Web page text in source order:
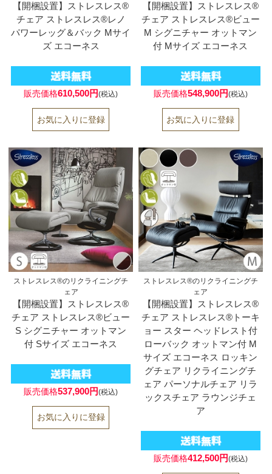
【開梱設置】ストレスレス®
チェア ストレスレス®レノ
パワーレッグ＆バック Mサイ
ズ エコーネス
販売価格610,500円(税込)
【開梱設置】ストレスレス®
チェア ストレスレス®ビュー
M シグニチャー オットマン
付 Mサイズ エコーネス
販売価格548,900円(税込)
ストレスレス®のリクライニングチ
ェア
【開梱設置】ストレスレス®
チェア ストレスレス®ビュー
S シグニチャー オットマン
付 Sサイズ エコーネス
販売価格537,900円(税込)
ストレスレス®のリクライニングチ
ェア
【開梱設置】ストレスレス®
チェア ストレスレス®トーキ
ョー スター ヘッドレスト付
ローバック オットマン付 M
サイズ エコーネス ロッキン
グチェア リクライニングチ
ェア パーソナルチェア リラ
ックスチェア ラウンジチェ
ア
販売価格412,500円(税込)